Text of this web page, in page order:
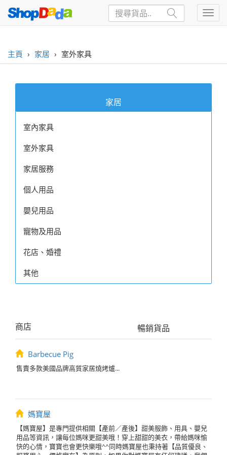
主頁 › 家居 › 室外家具
家居
室內家具
室外家具
家居服務
個人用品
嬰兒用品
寵物及用品
花店、婚禮
其他
商店 暢銷貨品
Barbecue Pig
售賣多款美國品牌高質家居燒烤爐...
媽寶屋
【媽寶屋】是專門提供相關【產前／產後】甜美服飾、用具、嬰兒
用品等資訊，讓每位媽咪更甜美哦！穿上甜甜的美衣，帶給媽咪愉
快的心情，寶寶也會更快樂哦^^同時媽寶屋也秉持著【品質優良、